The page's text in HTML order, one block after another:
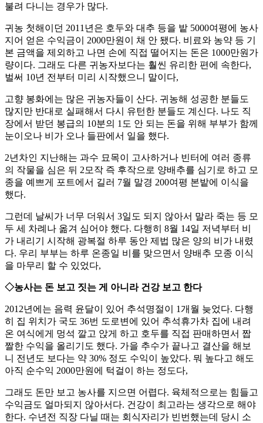
불려 다니는 경우가 많다.
귀농 첫해이던 2011년은 호두와 대추 등을 밭 5000여평에 농사
지어 얻은 수익금이 2000만원이 채 안 됐다. 비료와 농약 등 기
본 금액을 제외하고 나면 손에 직접 떨어지는 돈은 1000만원가
량이다. 그래도 다른 귀농자보다는 훨씬 유리한 편에 속한다,
벌써 10년 전부터 미리 시작했으니 말이다,
고향 봉화에는 많은 귀농자들이 산다. 귀농해 성공한 분들도
많지만 반대로 실패해서 다시 유턴한 분들도 계신다. 나도 직
장에서 받던 봉급의 10분의 1도 안 되는 돈을 위해 부부가 함께
눈이오나 비가 오나 들판에서 일을 했다.
2년차인 지난해는 과수 묘목이 고사하거나 빈터에 여러 종류
의 작물을 심은 뒤 2모작 즉 후작으로 양배추를 심기로 하고 모
종을 예쁘게 포트에서 길러 7월 말경 200여평 본밭에 이식을
했다.
그런데 날씨가 너무 더워서 3일도 되지 않아서 말라 죽는 등 모
두 세 차례나 옮겨 심어야 했다. 다행히 8월 14일 저녁부터 비
가 내리기 시작해 광복절 하루 동안 제법 많은 양의 비가 내렸
다. 우리 부부는 하루 온종일 비를 맞으면서 양배추 모종 이식
을 마무리 할 수 있었다,
◇농사는 돈 보고 짓는 게 아니라 건강 보고 한다
2012년에는 음력 윤달이 있어 추석명절이 1개월 늦었다. 다행
히 집 위치가 국도 36번 도로변에 있어 추석휴가차 집에 내려
온 여식에게 멍석 깔고 앉게 하고 호두를 직접 판매하면서 짭
짤한 수익을 올리기도 했다. 가을 추수가 끝나고 결산을 해보
니 전년도 보다는 약 30% 정도 수익이 높았다. 뭐 높다고 해도
아직 순수익 2000만원에 턱걸이 하는 정도다,
그래도 돈만 보고 농사를 지으면 어렵다. 육체적으로는 힘들고
수익금도 얼마되지 않아서다. 건강이 최고라는 생각으로 해야
한다. 수년전 직장 다닐 때는 회식자리가 빈번했는데 당시 소